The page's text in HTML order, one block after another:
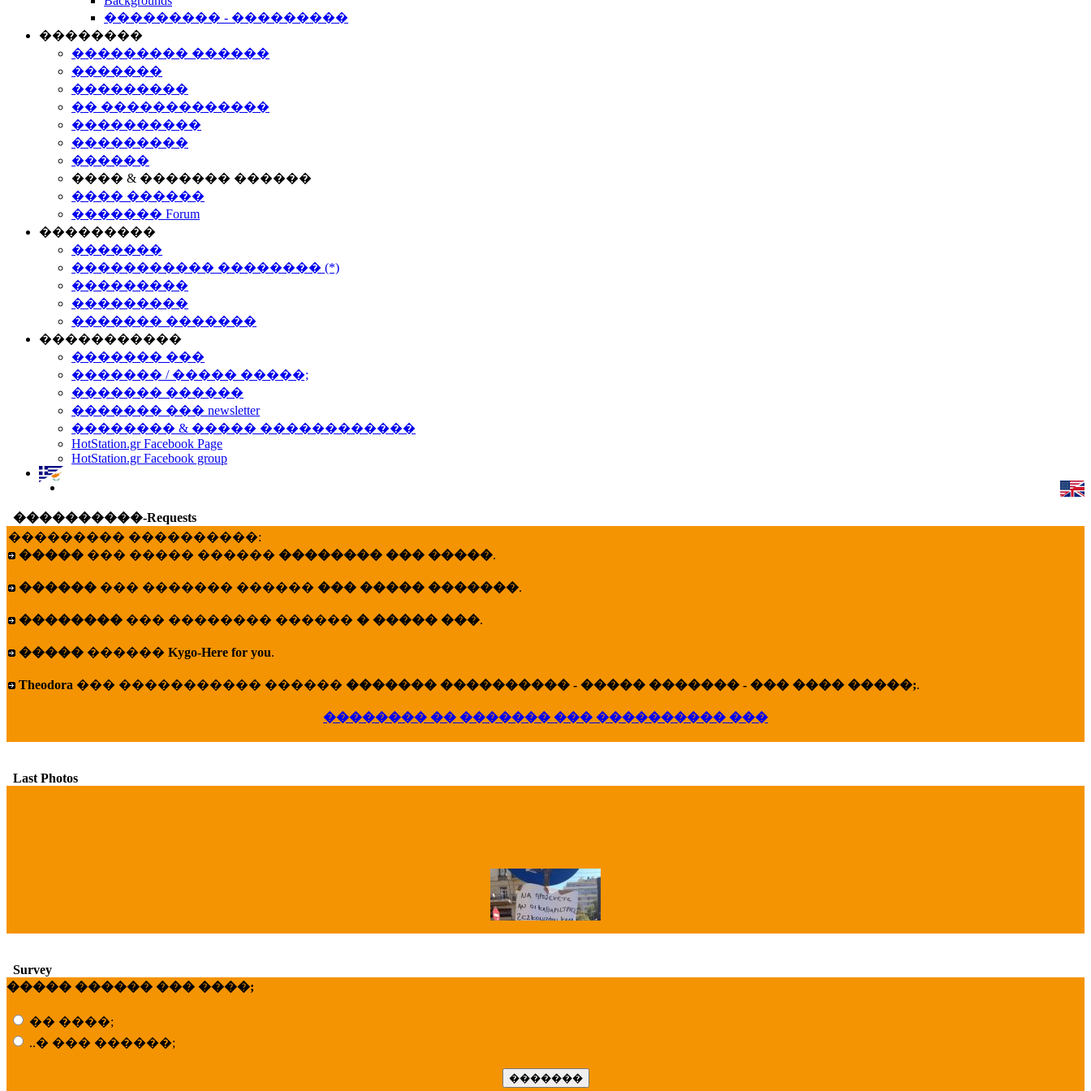
��������� - ���������
��������
��������� ������
�������
���������
�� �������������
����������
���������
������
���� & ������� ������
���� ������
������� Forum
���������
�������
����������� �������� (*)
���������
���������
������� �������
�����������
������� ���
������� / ����� �����;
������� ������
������� ��� newsletter
�������� & ����� ������������
HotStation.gr Facebook Page
HotStation.gr Facebook group
����������-Requests
��������� ����������:
����� ��� ����� ������ �������� ��� �����.
������ ��� ������� ������ ��� ����� �������.
�������� ��� �������� ������ � ����� ���.
����� ������ Kygo-Here for you.
Theodora ��� ����������� ������ ������� ���������� - ����� ������� - ��� ���� �����;.
�������� �� ������� ��� ���������� ���
Last Photos
Survey
����� ������ ��� ����;
�� ����;
..� ��� ������;